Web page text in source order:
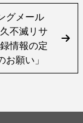
グメール
不滅リサ
情報の定
お願い」